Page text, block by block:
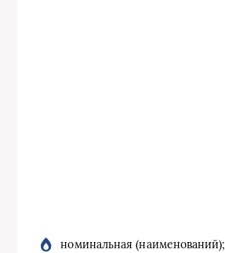
номинальная (наименований);